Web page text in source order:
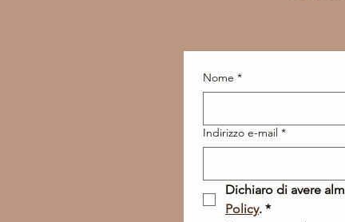
Nome *
Indirizzo e-mail *
Dichiaro di avere
Policy. *